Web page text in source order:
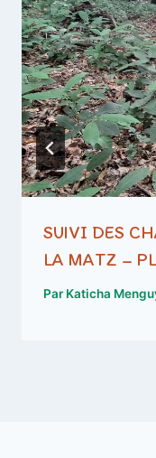
SUIVI DES
LA MATZ –
Par Katicha